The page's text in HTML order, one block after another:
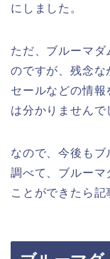
にしました。
ただ、ブルーマダ
のですが、残念な
セールなどの情
は分かりませんで
なので、今後も
調べて、ブルーマ
ことができたら